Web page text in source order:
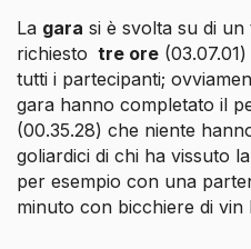
La gara si è svolta su di
richiesto tre ore
tutti i partecipanti;
gara hanno completato il
(00.35.28) che niente
goliardici di chi ha vissuto
per esempio con una
minuto con bicchiere di